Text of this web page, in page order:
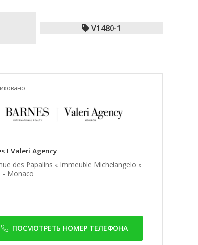
V1480-1
I Valeri Agency
des Papalins « Immeuble Michelangelo »
- Monaco
ПОСМОТРЕТЬ НОМЕР ТЕЛЕФОНА